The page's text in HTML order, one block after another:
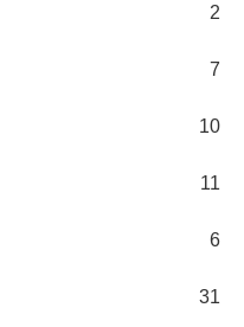
2
7
10
11
6
31